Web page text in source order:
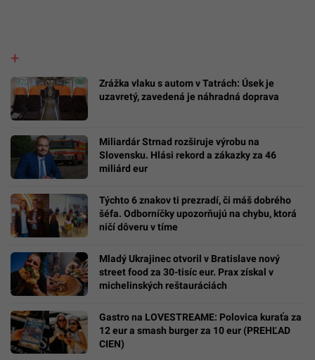
Zrážka vlaku s autom v Tatrách: Úsek je
uzavretý, zavedená je náhradná doprava
Miliardár Strnad rozširuje výrobu na
Slovensku. Hlási rekord a zákazky za 46
miliárd eur
Týchto 6 znakov ti prezradí, či máš dobrého
šéfa. Odborníčky upozorňujú na chybu, ktorá
ničí dôveru v tíme
Mladý Ukrajinec otvoril v Bratislave nový
street food za 30-tisíc eur. Prax získal v
michelinských reštauráciách
Gastro na LOVESTREAME: Polovica kuraťa za
12 eur a smash burger za 10 eur (PREHĽAD
CIEN)